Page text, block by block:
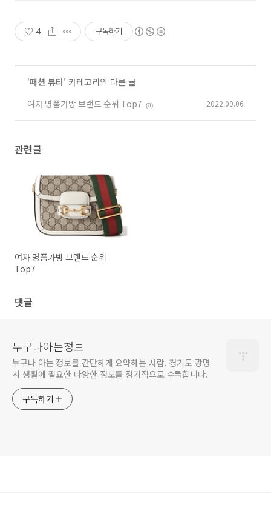
4 구독하기
'패션 뷰티' 카테고리의 다른 글
여자 명품가방 브랜드 순위 Top7
(0) 2022.09.06
관련글
여자 명품가방 브랜드 순위
Top7
댓글
누구나아는정보
누구나 아는 정보를 간단하게 요약하는 사람. 경기도 광명
시 생활에 필요한 다양한 정보를 정기적으로 수록합니다.
구독하기